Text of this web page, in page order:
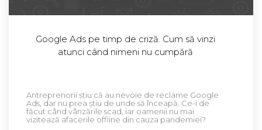
Google Ads pe timp de criză. Cum să vinzi
atunci când nimeni nu cumpără
Antreprenorii știu că au nevoie de reclame Google
Ads, dar nu prea știu de unde să înceapă. Ce-i de
făcut când vânzările scad, iar oamenii nu mai
vizitează afacerile offline din cauza pandemiei?